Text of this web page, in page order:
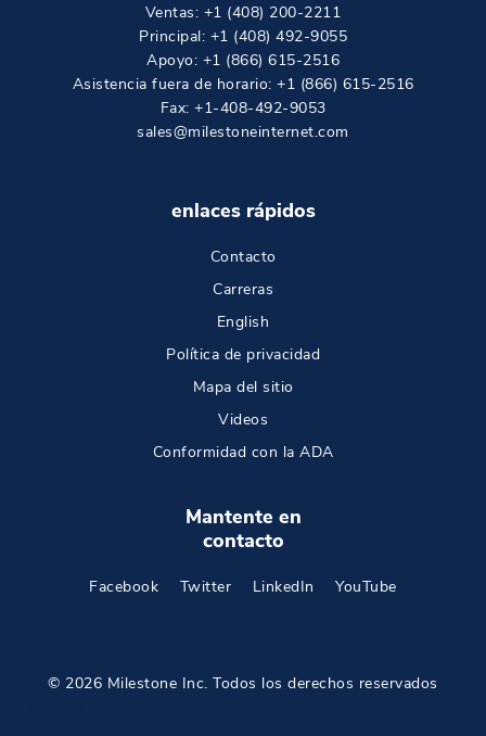
Ventas: +1 (408) 200-2211
Principal: +1 (408) 492-9055
Apoyo: +1 (866) 615-2516
Asistencia fuera de horario: +1 (866) 615-2516
Fax: +1-408-492-9053
sales@milestoneinternet.com
enlaces rápidos
Contacto
Carreras
English
Política de privacidad
Mapa del sitio
Videos
Conformidad con la ADA
Mantente en
contacto
Facebook Twitter LinkedIn YouTube
© 2026 Milestone Inc. Todos los derechos reservados